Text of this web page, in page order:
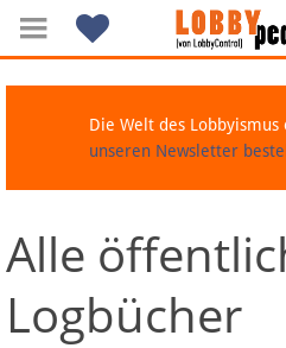
Navigation
Über Lobbypedia
Die Welt des Lobbyismus
unseren Newsletter
Alle
Logbücher